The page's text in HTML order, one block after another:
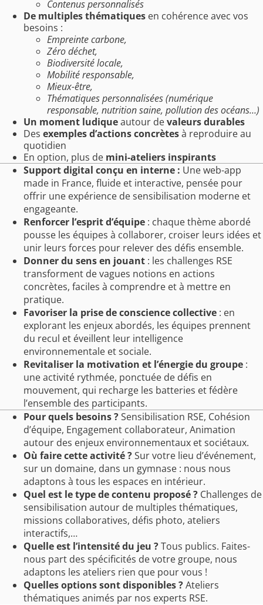
Contenus personnalisés
De multiples thématiques en cohérence avec vos
besoins :
Empreinte carbone,
Zéro déchet,
Biodiversité locale,
Mobilité responsable,
Mieux-être,
Thématiques personnalisées (numérique
responsable, nutrition saine, pollution des océans…)
Un moment ludiqueautour devaleurs durables
Des exemples d’actions concrètesà reproduire au
quotidien
En option, plus de mini-ateliers inspirants
Support digital conçu en interne : Une web-app
made in France, fluide et interactive, pensée pour
offrir une expérience de sensibilisation moderne et
engageante.
Renforcer l’esprit d’équipe : chaque thème abordé
pousse les équipes à collaborer, croiser leurs idées et
unir leurs forces pour relever des défis ensemble.
Donner du sens en jouant : les challenges RSE
transforment de vagues notions en actions
concrètes, faciles à comprendre et à mettre en
pratique.
Favoriser la prise de conscience collective : en
explorant les enjeux abordés, les équipes prennent
du recul et éveillent leur intelligence
environnementale et sociale.
Revitaliser la motivation et l’énergie du groupe :
une activité rythmée, ponctuée de défis en
mouvement, qui recharge les batteries et fédère
l’ensemble des participants.
Pour quels besoins ?Sensibilisation RSE, Cohésion
d’équipe, Engagement collaborateur, Animation
autour des enjeux environnementaux et sociétaux.
Où faire cette activité ?Sur votre lieu d’événement,
sur un domaine, dans un gymnase : nous nous
adaptons à tous les espaces en intérieur.
Quel est le type de contenu proposé ? Challenges de
sensibilisation autour de multiples thématiques,
missions collaboratives, défis photo, ateliers
interactifs,…
Quelle est l’intensité du jeu ?Tous publics. Faites-
nous part des spécificités de votre groupe, nous
adaptons les ateliers rien que pour vous !
Quelles options sont disponibles ?Ateliers
thématiques animés par nos experts RSE.